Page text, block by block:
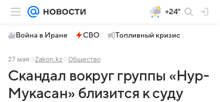
+24°
Война в Иране СВО Топливный кризис
27 мая Zakon.kz Общество
Скандал вокруг группы «Нур-
Мукасан» близится к суду